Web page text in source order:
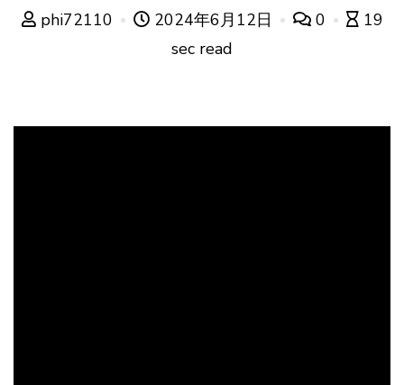
phi72110 2024年6月12日 0
19
sec read